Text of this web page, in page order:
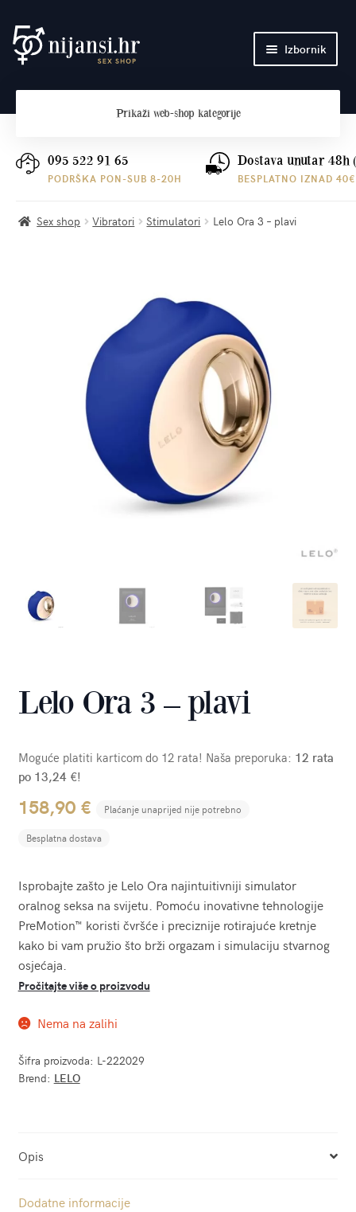
Preskoči
na
Skoči
do
Izbornik
Plaćanje i dostava
Prikaži web-shop kategorije
095 522 91 65
PODRŠKA PON-SUB 8-20H
Dostava unutar 48h
BESPLATNO IZNAD 40€
Sex shop Vibratori Stimulatori Lelo Ora 3 – plavi
Lelo Ora 3 – plavi
Moguće platiti karticom do 12 rata! Naša preporuka: 12 rata
po 13,24 €!
158,90 € Plaćanje unaprijed nije potrebno
Besplatna dostava
Isprobajte zašto je Lelo Ora najintuitivniji simulator
oralnog seksa na svijetu. Pomoću inovativne tehnologije
PreMotion™ koristi čvršće i preciznije rotirajuće kretnje
kako bi vam pružio što brži orgazam i simulaciju stvarnog
osjećaja.
Pročitajte više o proizvodu
Nema na zalihi
Šifra proizvoda: L-222029
Brend: LELO
Opis
Dodatne informacije